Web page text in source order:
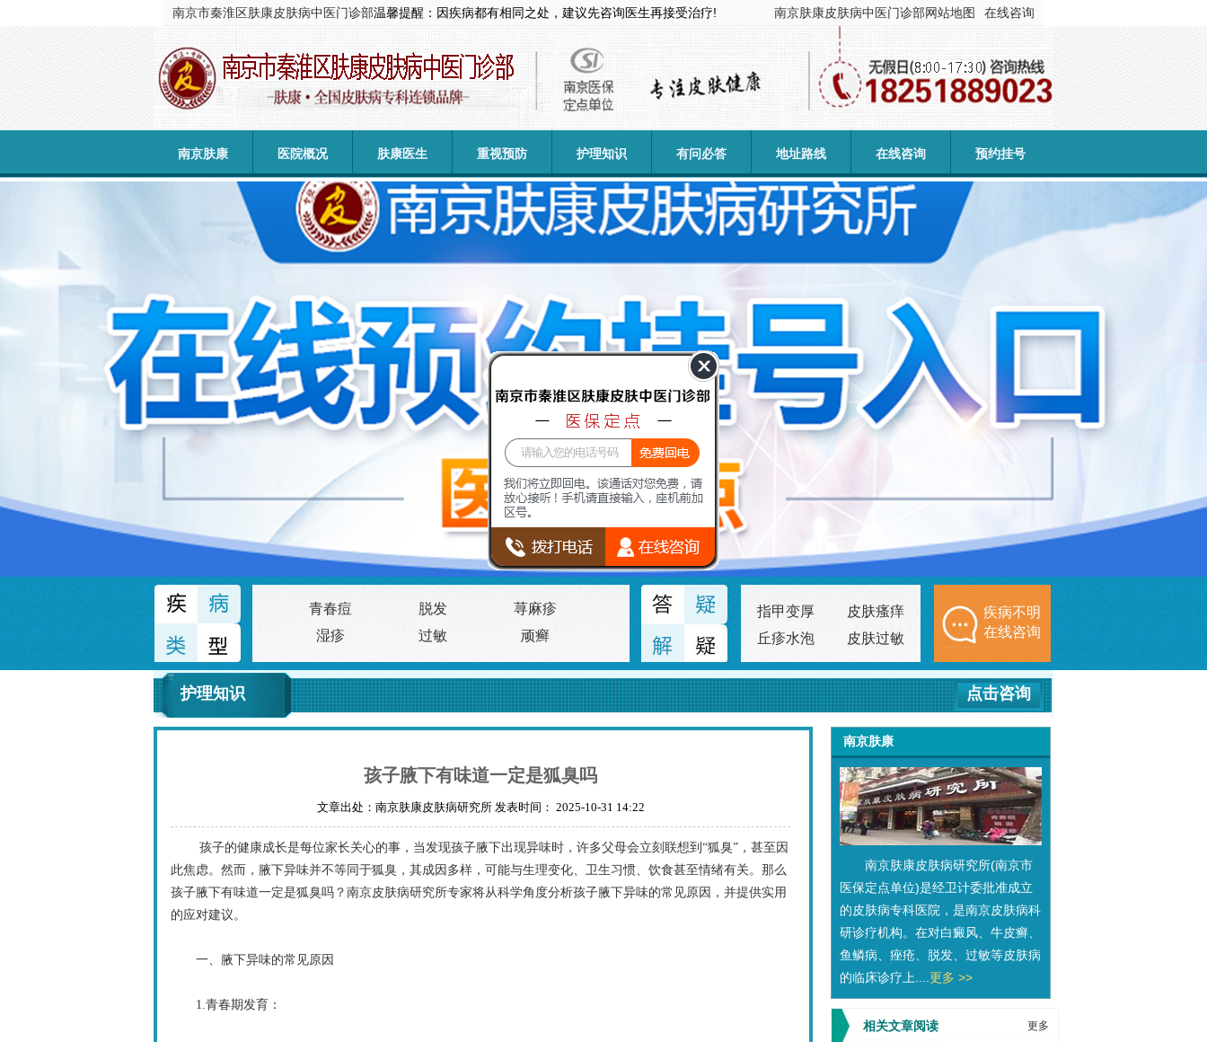
南京市秦淮区肤康皮肤病中医门诊部温馨提醒：因疾病都有相同之处，建议先咨询医生再接受治疗! 在线咨询
网站地图
南京肤康皮肤病中医门诊部
南京肤康 医院概况 肤康医生 重视预防 护理知识 有问必答 地址路线 在线咨询 预约挂号
青春痘 脱发
荨麻疹
湿疹
过敏 顽癣
指甲变厚
皮肤瘙痒
丘疹水泡
皮肤过敏
疾病不明
在线咨询
点击咨询
护理知识
孩子腋下有味道一定是狐臭吗
文章出处：南京肤康皮肤病研究所 发表时间： 2025-10-31 14:22
孩子的健康成长是每位家长关心的事，当发现孩子腋下出现异味时，许多父母会立刻联想到“狐臭”，甚至因
此焦虑。然而，腋下异味并不等同于狐臭，其成因多样，可能与生理变化、卫生习惯、饮食甚至情绪有关。那么
孩子腋下有味道一定是狐臭吗？南京皮肤病研究所专家将从科学角度分析孩子腋下异味的常见原因，并提供实用
的应对建议。
一、腋下异味的常见原因
1.青春期发育：
南京肤康
南京肤康皮肤病研究所(南京市
医保定点单位)是经卫计委批准成立
的皮肤病专科医院，是南京皮肤病科
研诊疗机构。在对白癜风、牛皮癣、
鱼鳞病、痤疮、脱发、过敏等皮肤病
的临床诊疗上.... 更多 >>
更多
相关文章阅读